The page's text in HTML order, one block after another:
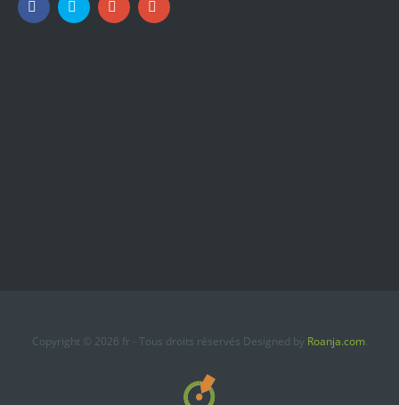
Copyright © 2026 fr - Tous droits réservés Designed by Roanja.com.